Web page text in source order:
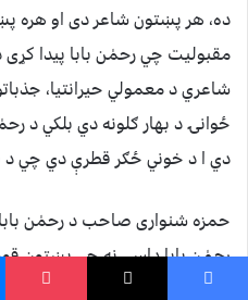
ده، هر پښتون شاعر دى او هره
مقبوليت چي رحمٰن بابا پيدا
شاعري د معمولي حيرانتيا،
ځوانۍ د بهار ګلونه دي بلكي د
دي ا د خوني ځګر قطرې دي چي د
حمزه شنوارى صاحب د رحمٰن
رحمٰن بابا داسي نه چي پښتون
معنوي ماحول د شاوخوا د